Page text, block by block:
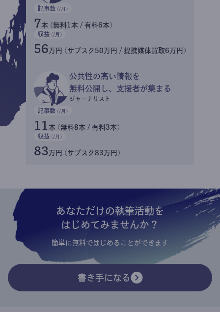
記事数 (/月)
7本 (無料1本 / 有料6本)
収益 (/月)
56万円 (サブスク50万円 / 提携媒体買取6万円)
公共性の高い情報を
無料公開し、支援者が集まる
ジャーナリスト
記事数 (/月)
11 本 (無料8本 / 有料3本)
収益 (/月)
83万円 (サブスク83万円)
あなただけの執筆活動を
はじめてみませんか？
簡単に無料ではじめることができます
書き手になる